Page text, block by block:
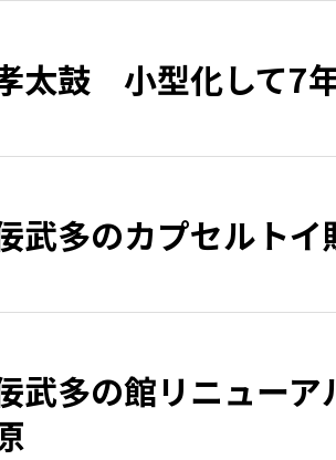
太鼓 小型化して7
武多のカプセルトイ
武多の館リニュー